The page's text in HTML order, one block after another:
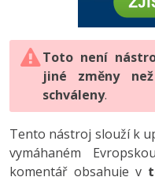
HTML5,
SQL a
Testování a
UML a
PHP
JavaScript
Python
HTML / CSS
Vývojář
C# Game
Tester
-80%
JavaScript -80%
PHP -80%
Swift -80%
Digitální
Marketing
WordPress
SEO
UX
Photoshop -
Adobe
Adobe
Adobe XD
Adobe
Toto není
jiné změny
schváleny.
Tento nástroj slouží k
vymáhaném
komentář obsahuje v